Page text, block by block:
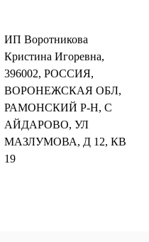
ИП Воротникова
Кристина Игоревна,
396002, РОССИЯ,
ВОРОНЕЖСКАЯ ОБЛ,
РАМОНСКИЙ Р-Н, С
АЙДАРОВО, УЛ
МАЗЛУМОВА, Д 12, КВ
19